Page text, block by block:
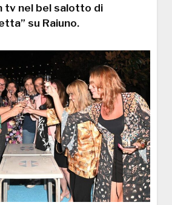
tv nel bel salotto di
su Raiuno.